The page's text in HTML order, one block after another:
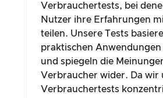
Verbrauchertests, bei
Nutzer ihre Erfahrungen
teilen. Unsere Tests
praktischen
und spiegeln die
Verbraucher wider. Da wir
Verbrauchertests